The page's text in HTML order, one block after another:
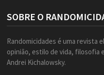
SOBRE O
Randomicidades é uma revista
opinião, estilo de vida, filosofia
Andrei Kichalowsky.